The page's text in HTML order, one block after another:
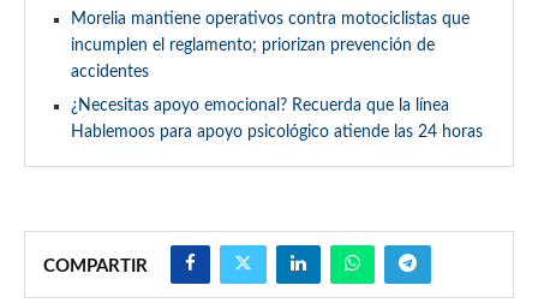
Morelia mantiene operativos contra motociclistas que
incumplen el reglamento; priorizan prevención de
accidentes
¿Necesitas apoyo emocional? Recuerda que la línea
Hablemoos para apoyo psicológico atiende las 24 horas
COMPARTIR